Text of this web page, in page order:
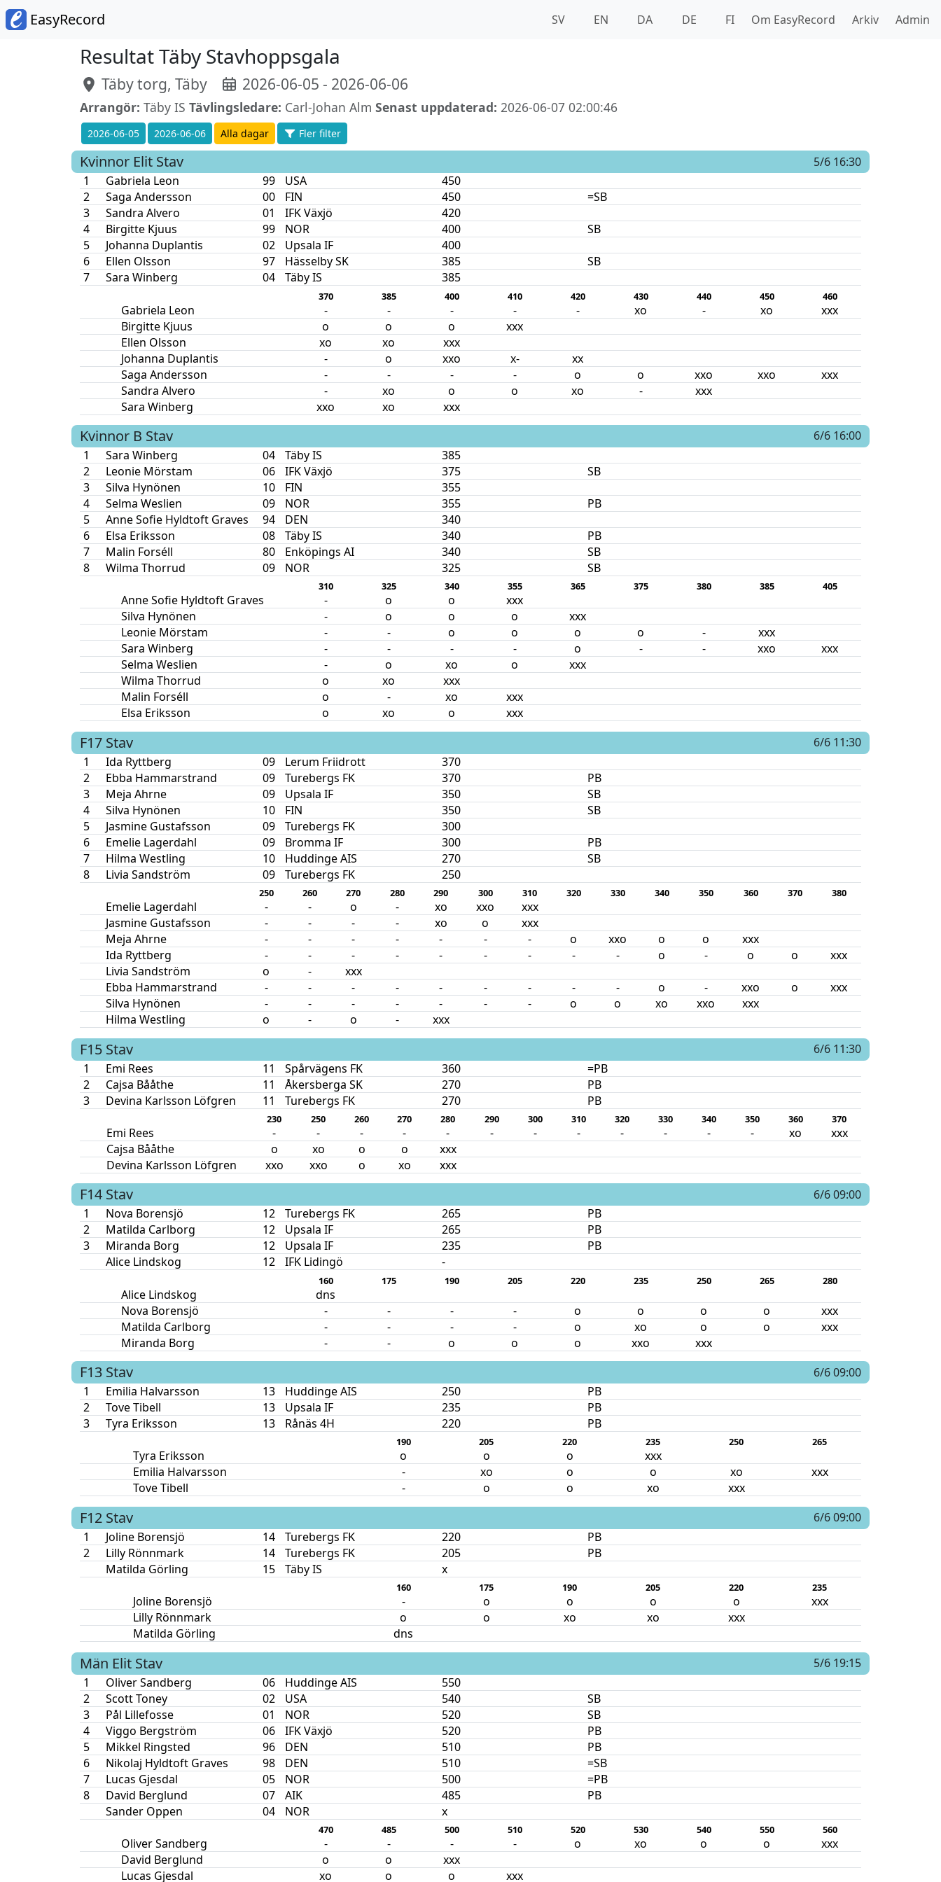
EasyRecord SV EN DA DE FI Om EasyRecord Arkiv Admin
Resultat Täby Stavhoppsgala
Täby torg, Täby 2026-06-05 - 2026-06-06
Arrangör: Täby IS Tävlingsledare: Carl-Johan Alm Senast uppdaterad: 2026-06-07 02:00:46
2026-06-05 2026-06-06 Alla dagar Fler filter
Kvinnor Elit Stav
5/6 16:30
1
Gabriela Leon 99 USA
450
2
Saga Andersson 00 FIN 450
=SB
3
Sandra Alvero 01 IFK Växjö
420
4
Birgitte Kjuus 99 NOR 400
SB
5
Johanna Duplantis 02 Upsala IF
400
6
Ellen Olsson 97 Hässelby SK 385
SB
7
Sara Winberg 04 Täby IS 385
370 385 400 410 420 430 440 450 460
Gabriela Leon - - - - - xo - xo
xxx
Birgitte Kjuus
o o o
xxx
Ellen Olsson
xo xo
xxx
Johanna Duplantis
- o xxo x-
xx
Saga Andersson
- - - - o o xxo xxo
xxx
Sandra Alvero
- xo o o xo -
xxx
Sara Winberg
xxo xo xxx
Kvinnor B Stav
6/6 16:00
1
Sara Winberg 04 Täby IS
385
2
Leonie Mörstam 06 IFK Växjö 375
SB
3
Silva Hynönen 10 FIN
355
4
Selma Weslien 09 NOR 355
PB
5
Anne Sofie Hyldtoft Graves 94 DEN
340
6
Elsa Eriksson 08 Täby IS 340
PB
7
Malin Forséll 80 Enköpings AI 340
SB
8
Wilma Thorrud 09 NOR 325 SB
310 325 340 355 365 375 380 385 405
Anne Sofie Hyldtoft Graves - o o
xxx
Silva Hynönen
- o o o
xxx
Leonie Mörstam
- - o o o o -
xxx
Sara Winberg
- - - - o - - xxo
xxx
Selma Weslien
- o xo o
xxx
Wilma Thorrud
o xo
xxx
Malin Forséll
o - xo
xxx
Elsa Eriksson
o xo o xxx
F17 Stav
6/6 11:30
1
Ida Ryttberg 09 Lerum Friidrott
370
2
Ebba Hammarstrand 09 Turebergs FK 370
PB
3
Meja Ahrne 09 Upsala IF 350
SB
4
Silva Hynönen 10 FIN 350
SB
5
Jasmine Gustafsson 09 Turebergs FK
300
6
Emelie Lagerdahl 09 Bromma IF 300
PB
7
Hilma Westling 10 Huddinge AIS 270
SB
8
Livia Sandström 09 Turebergs FK 250
250 260 270 280 290 300 310 320 330 340 350 360 370 380
Emelie Lagerdahl - - o - xo xxo
xxx
Jasmine Gustafsson
- - - - xo o
xxx
Meja Ahrne
- - - - - - - o xxo o o
xxx
Ida Ryttberg
- - - - - - - - - o - o o
xxx
Livia Sandström
o -
xxx
Ebba Hammarstrand
- - - - - - - - - o - xxo o
xxx
Silva Hynönen
- - - - - - - o o xo xxo
xxx
Hilma Westling
o - o - xxx
F15 Stav
6/6 11:30
1
Emi Rees 11 Spårvägens FK 360
=PB
2
Cajsa Bååthe 11 Åkersberga SK 270
PB
3
Devina Karlsson Löfgren 11 Turebergs FK 270 PB
230 250 260 270 280 290 300 310 320 330 340 350 360 370
Emi Rees - - - - - - - - - - - - xo
xxx
Cajsa Bååthe
o xo o o
xxx
Devina Karlsson Löfgren
xxo xxo o xo xxx
F14 Stav
6/6 09:00
1
Nova Borensjö 12 Turebergs FK 265
PB
2
Matilda Carlborg 12 Upsala IF 265
PB
3
Miranda Borg 12 Upsala IF 235
PB
Alice Lindskog
12 IFK Lidingö -
160 175 190 205 220 235 250 265 280
Alice Lindskog
dns
Nova Borensjö
- - - - o o o o
xxx
Matilda Carlborg
- - - - o xo o o
xxx
Miranda Borg
- - o o o xxo xxx
F13 Stav
6/6 09:00
1
Emilia Halvarsson 13 Huddinge AIS 250
PB
2
Tove Tibell 13 Upsala IF 235
PB
3
Tyra Eriksson 13 Rånäs 4H 220 PB
190 205 220 235 250 265
Tyra Eriksson o o o
xxx
Emilia Halvarsson
- xo o o xo
xxx
Tove Tibell
- o o xo xxx
F12 Stav
6/6 09:00
1
Joline Borensjö 14 Turebergs FK 220
PB
2
Lilly Rönnmark 14 Turebergs FK 205
PB
Matilda Görling
15 Täby IS x
160 175 190 205 220 235
Joline Borensjö - o o o o
xxx
Lilly Rönnmark
o o xo xo
xxx
Matilda Görling
dns
Män Elit Stav
5/6 19:15
1
Oliver Sandberg 06 Huddinge AIS
550
2
Scott Toney 02 USA 540
SB
3
Pål Lillefosse 01 NOR 520
SB
4
Viggo Bergström 06 IFK Växjö 520
PB
5
Mikkel Ringsted 96 DEN 510
PB
6
Nikolaj Hyldtoft Graves 98 DEN 510
=SB
7
Lucas Gjesdal 05 NOR 500
=PB
8
David Berglund 07 AIK 485
PB
Sander Oppen
04 NOR x
470 485 500 510 520 530 540 550 560
Oliver Sandberg - - - - o xo o o
xxx
David Berglund
o o
xxx
Lucas Gjesdal
xo o o
xxx